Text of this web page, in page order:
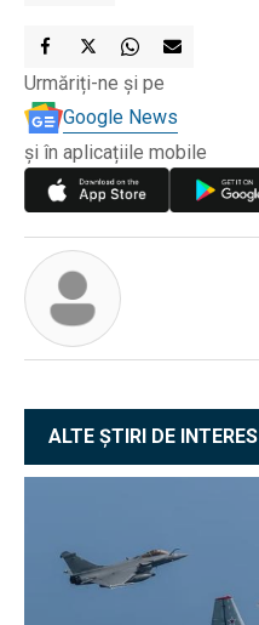
Urmăriți-ne și pe
Google News
și în aplicațiile mobile
ALTE ȘTIRI DE INTERES